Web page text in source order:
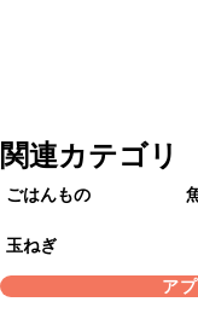
関連カテゴリ
ごはんもの
玉ねぎ
ア